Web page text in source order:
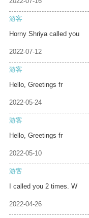
游客
Horny Shriya called you
2022-07-12
游客
Hello, Greetings fr
2022-05-24
游客
Hello, Greetings fr
2022-05-10
游客
I called you 2 times. W
2022-04-26